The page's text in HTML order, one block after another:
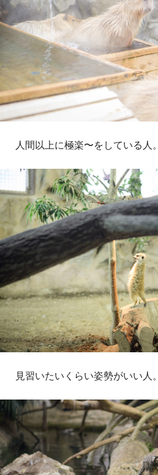
人間以上に極楽〜をしている人。
見習いたいくらい姿勢がいい人。